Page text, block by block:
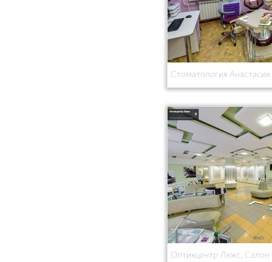
Стоматология Анастасия
Оптикцентр Люкс, Салон